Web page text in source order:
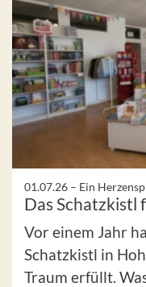
01.07.26 – Ein
Das Schatzkistl
Vor einem Jahr
Schatzkistl in
Traum erfüllt.